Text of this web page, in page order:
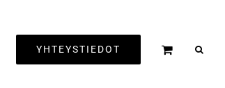
YHTEYSTIEDOT